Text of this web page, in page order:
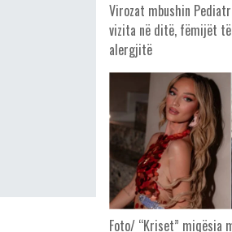
Virozat mbushin
vizita në ditë, fëmijët
alergjitë
Foto/ “Kriset” miqësia